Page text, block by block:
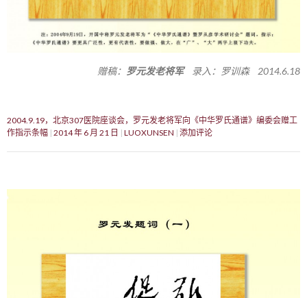
赠稿： 罗元发老将军录入：罗训森 2014.6.18
2004.9.19，北京307医院座谈会，罗元发老将军向《中华罗氏通谱》编委会赠工
作指示条幅 2014 年 6 月 21 日 LUOXUNSEN 添加评论